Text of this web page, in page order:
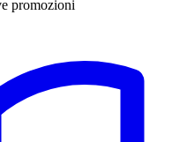
promozioni